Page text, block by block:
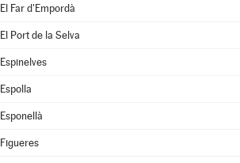
El Far d'Empordà
El Port de la Selva
Espinelves
Espolla
Esponellà
Figueres